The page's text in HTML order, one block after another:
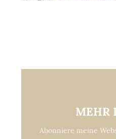
MEHR
Abonniere meine